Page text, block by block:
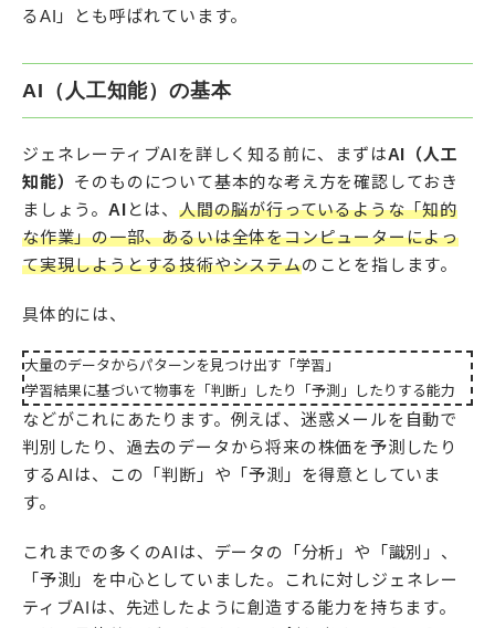
るAI」とも呼ばれています。
AI（人工知能）の基本
ジェネレーティブAIを詳しく知る前に、まずはAI（人工
知能） そのものについて基本的な考え方を確認しておき
ましょう。 AI とは、人間の脳が行っているような「知的
な作業」の一部、あるいは全体をコンピューターによっ
て実現しようとする技術やシステムのことを指します。
具体的には、
大量のデータからパターンを見つけ出す「学習」
学習結果に基づいて物事を「判断」したり「予測」したりする能力
などがこれにあたります。例えば、迷惑メールを自動で
判別したり、過去のデータから将来の株価を予測したり
するAIは、この「判断」や「予測」を得意としていま
す。
これまでの多くのAIは、データの「分析」や「識別」、
「予測」を中心としていました。これに対しジェネレー
ティブAIは、先述したように創造する能力を持ちます。